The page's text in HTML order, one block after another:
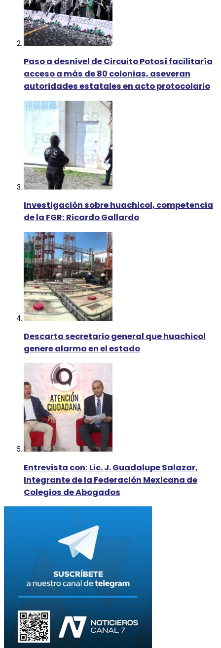
Paso a desnivel de Circuito Potosí facilitaría
acceso a más de 80 colonias, aseveran
autoridades estatales en acto protocolario
Investigación sobre huachicol, competencia
de la FGR: Ricardo Gallardo
Descarta secretario general que huachicol
genere alarma en el estado
Entrevista con: Lic. J. Guadalupe Salazar,
Integrante de la Federación Mexicana de
Colegios de Abogados